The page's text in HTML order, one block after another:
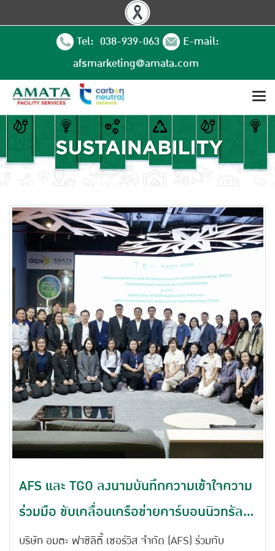
Tel: 038-939-063
E-mail:
afsmarketing@amata.com
AFS และ TGO ลงนามบันทึกความเข้าใจความ
ร่วมมือ ขับเคลื่อนเครือข่ายคาร์บอนนิวทรัล
ประเทศไทย สู่การพัฒนาอย่างยั่งยืน
บริษัท อมตะ ฟาซิลิตี้ เซอร์วิส จำกัด (AFS) ร่วมกับ